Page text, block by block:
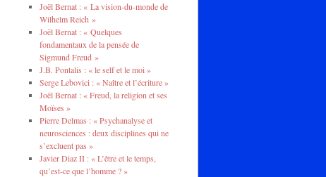
Joël Bernat : « La vision-du-monde de
Wilhelm Reich »
Joël Bernat : « Quelques
fondamentaux de la pensée de
Sigmund Freud »
J.B. Pontalis : « le self et le moi »
Serge Lebovici : « Naître et l’écriture »
Joël Bernat : « Freud, la religion et ses
Moïses »
Pierre Delmas : « Psychanalyse et
neurosciences : deux disciplines qui ne
s’excluent pas »
Javier Diaz II : « L’être et le temps,
qu’est-ce que l’homme ? »